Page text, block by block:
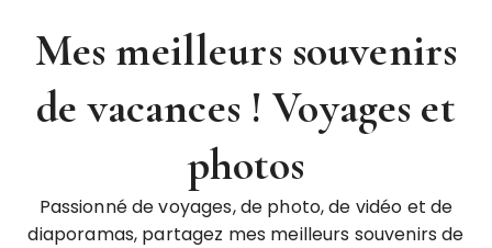
Mes meilleurs souvenirs
de vacances ! Voyages et
photos
Passionné de voyages, de photo, de vidéo et de
diaporamas, partagez mes meilleurs souvenirs de